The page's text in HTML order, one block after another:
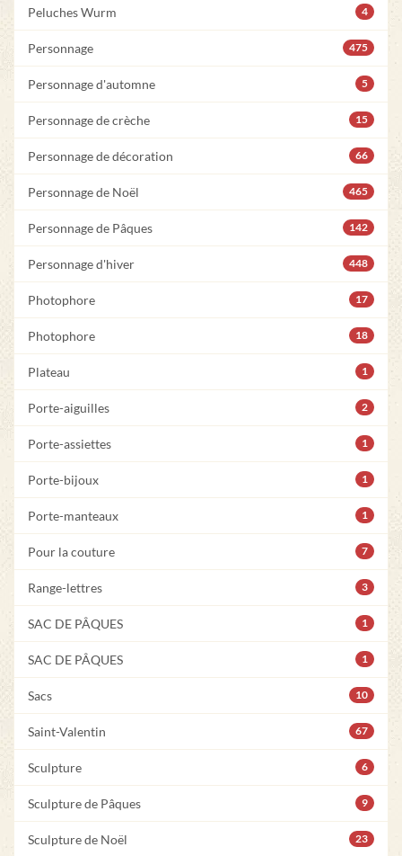
Peluches Wurm 4
Personnage 475
Personnage d'automne 5
Personnage de crèche 15
Personnage de décoration 66
Personnage de Noël 465
Personnage de Pâques 142
Personnage d'hiver 448
Photophore 17
Photophore 18
Plateau 1
Porte-aiguilles 2
Porte-assiettes 1
Porte-bijoux 1
Porte-manteaux 1
Pour la couture 7
Range-lettres 3
SAC DE PÂQUES 1
SAC DE PÂQUES 1
Sacs 10
Saint-Valentin 67
Sculpture 6
Sculpture de Pâques 9
Sculpture de Noël 23